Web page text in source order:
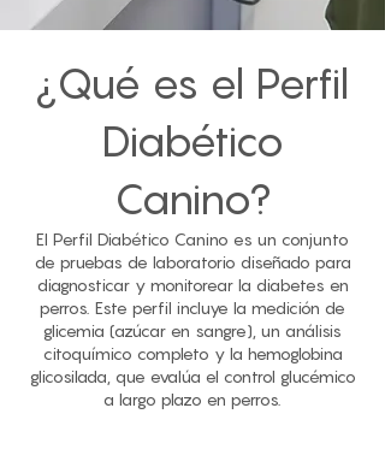
¿Qué es el Perfil
Diabético
Canino?
El Perfil Diabético Canino es un conjunto
de pruebas de laboratorio diseñado para
diagnosticar y monitorear la diabetes en
perros. Este perfil incluye la medición de
glicemia (azúcar en sangre), un análisis
citoquímico completo y la hemoglobina
glicosilada, que evalúa el control glucémico
a largo plazo en perros.